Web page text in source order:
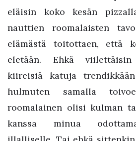
eläisin koko kesän
nauttien roomalaisten
elämästä toitottaen, että
eletään. Ehkä
kiireisiä katuja
hulmuten samalla
roomalainen olisi kulman
kanssa minua